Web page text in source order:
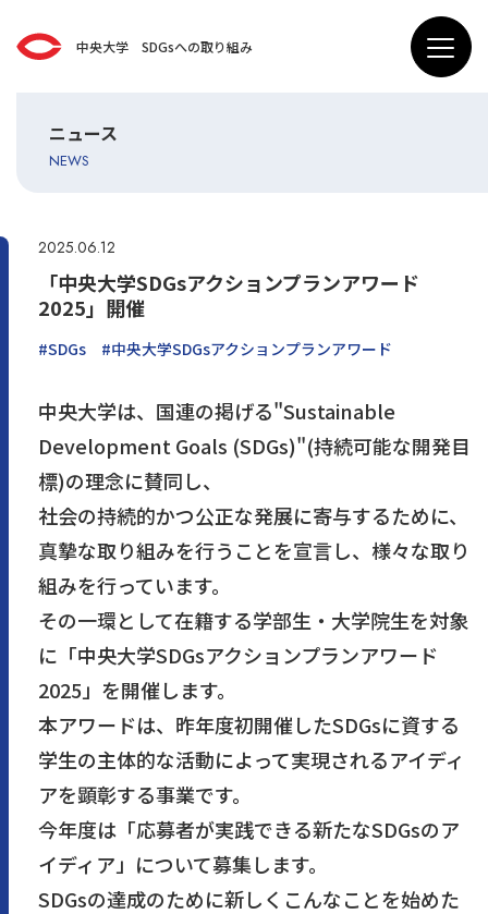
中央大学 SDGsへの取り組み
ニュース
NEWS
2025.06.12
「中央大学SDGsアクションプランアワード
2025」開催
#SDGs #中央大学SDGsアクションプランアワード
中央大学は、国連の掲げる"Sustainable
Development Goals (SDGs)"(持続可能な開発目
標)の理念に賛同し、
社会の持続的かつ公正な発展に寄与するために、
真摯な取り組みを行うことを宣言し、様々な取り
組みを行っています。
その一環として在籍する学部生・大学院生を対象
に「中央大学SDGsアクションプランアワード
2025」を開催します。
本アワードは、昨年度初開催したSDGsに資する
学生の主体的な活動によって実現されるアイディ
アを顕彰する事業です。
今年度は「応募者が実践できる新たなSDGsのア
イディア」について募集します。
SDGsの達成のために新しくこんなことを始めた